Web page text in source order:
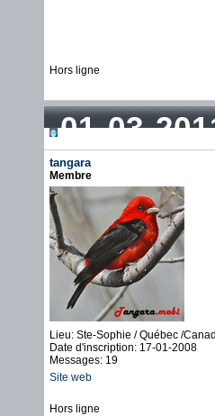
Hors ligne
01-03-
tangara
Membre
Lieu: Ste-Sophie / Québec /
Date d'inscription: 17-01-2008
Messages: 19
Site web
Hors ligne